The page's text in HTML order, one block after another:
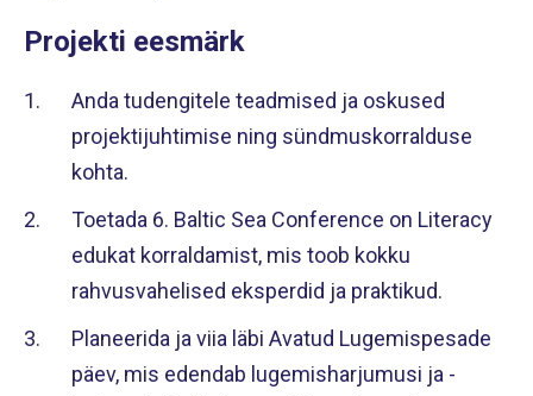
Projekti eesmärk
Anda tudengitele teadmised ja oskused
projektijuhtimise ning sündmuskorralduse
kohta.
Toetada 6. Baltic Sea Conference on Literacy
edukat korraldamist, mis toob kokku
rahvusvahelised eksperdid ja praktikud.
Planeerida ja viia läbi Avatud Lugemispesade
päev, mis edendab lugemisharjumusi ja -